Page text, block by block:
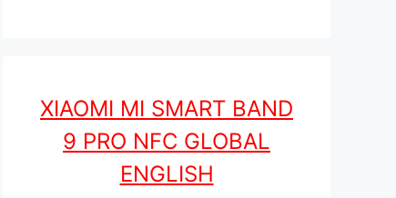
XIAOMI MI SMART BAND
9 PRO NFC GLOBAL
ENGLISH